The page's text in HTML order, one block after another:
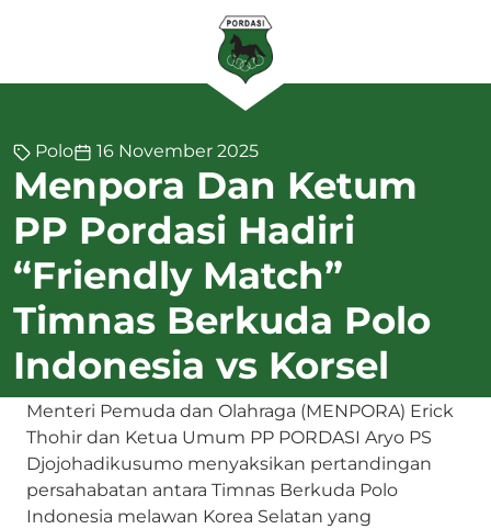
Polo 16 November 2025
Menpora Dan Ketum
PP Pordasi Hadiri
“Friendly Match”
Timnas Berkuda Polo
Indonesia vs Korsel
Menteri Pemuda dan Olahraga (MENPORA) Erick
Thohir dan Ketua Umum PP PORDASI Aryo PS
Djojohadikusumo menyaksikan pertandingan
persahabatan antara Timnas Berkuda Polo
Indonesia melawan Korea Selatan yang